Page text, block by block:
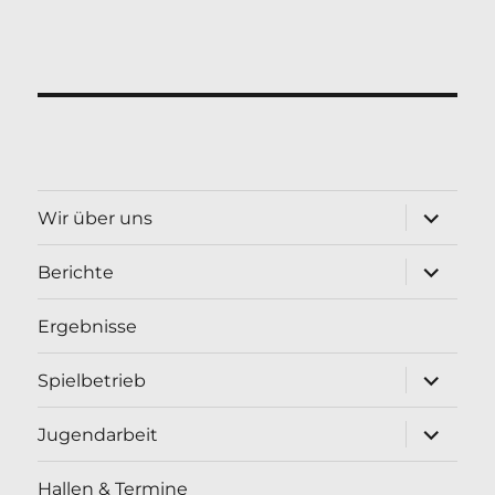
Wir über uns
öffnen
Berichte
öffnen
Ergebnisse
Spielbetrieb
öffnen
Jugendarbeit
öffnen
Hallen & Termine